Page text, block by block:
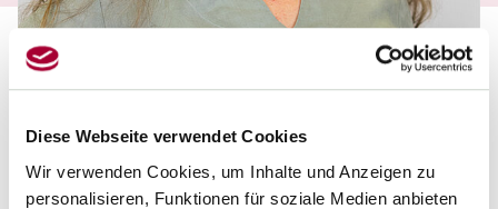
Diese Webseite verwendet Cookies
Wir verwenden Cookies, um Inhalte und Anzeigen zu
personalisieren, Funktionen für soziale Medien anbieten
EHRENAMTLICHE EXPERTIN
Manuela ten Haaf